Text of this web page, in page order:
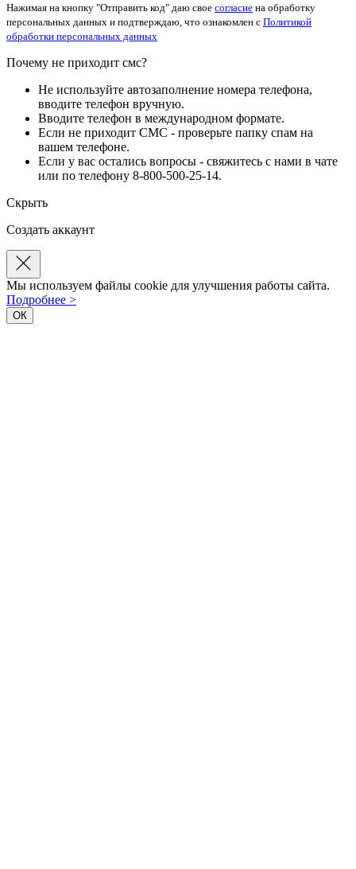
Нажимая на кнопку "Отправить код" даю свое согласие на обработку
персональных данных и подтверждаю, что ознакомлен с Политикой
обработки персональных данных
Почему не приходит смс?
Не используйте автозаполнение номера телефона,
вводите телефон вручную.
Вводите телефон в международном формате.
Если не приходит СМС - проверьте папку спам на
вашем телефоне.
Если у вас остались вопросы - свяжитесь с нами в чате
или по телефону 8-800-500-25-14.
Скрыть
Создать аккаунт
Мы используем файлы cookie для улучшения работы сайта.
Подробнее >
ОК